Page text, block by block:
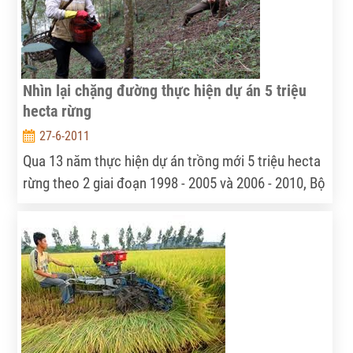
Nhìn lại chặng đường thực hiện dự án 5 triệu
hecta rừng
27-6-2011
Qua 13 năm thực hiện dự án trồng mới 5 triệu hecta
rừng theo 2 giai đoạn 1998 - 2005 và 2006 - 2010, Bộ
hecta rừng. Tuy chỉ đạt 93,5% kế hoạch, nhưng dưới
cái nhìn toàn diện, dự án đã giúp nhiều cánh rừng hồi
sinh, hàng triệu hộ gia đình có việc làm, thu nhập ổn
định.